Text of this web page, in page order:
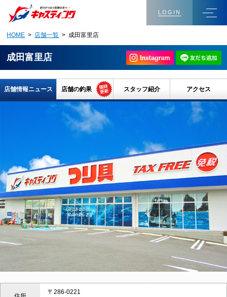
LOGIN
HOME > 店舗一覧 > 成田富里店
成田富里店
店舗情報ニュース 店舗の釣果 スタッフ紹介 アクセス
〒286-0221